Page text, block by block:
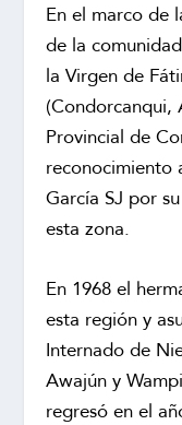
En el marco de
de la
la Virgen de
(Condorcanqui,
Provincial de
reconocimiento
García SJ por
esta zona.
En 1968 el
esta región y
Internado de
Awajún y
regresó en el